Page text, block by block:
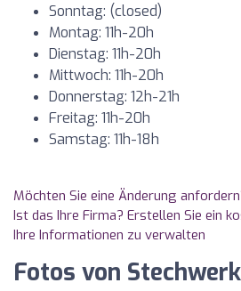
Sonntag: (closed)
Montag: 11h-20h
Dienstag: 11h-20h
Mittwoch: 11h-20h
Donnerstag: 12h-21h
Freitag: 11h-20h
Samstag: 11h-18h
Möchten Sie eine Änderung
Ist das Ihre Firma? Erstellen Sie ein
Ihre Informationen zu verwalten
Fotos von